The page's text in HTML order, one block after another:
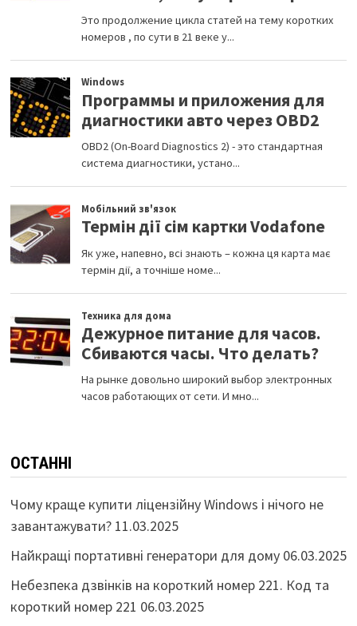
ОСТАННІ
Чому краще купити ліцензійну Windows і нічого не
завантажувати? 11.03.2025
Найкращі портативні генератори для дому 06.03.2025
Небезпека дзвінків на короткий номер 221. Код та
короткий номер 221 06.03.2025